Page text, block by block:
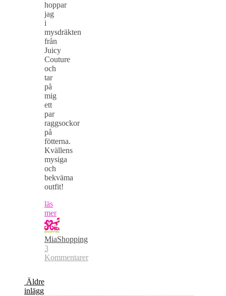
hoppar
jag
i
mysdräkten
från
Juicy
Couture
och
tar
på
mig
ett
par
raggsockor
på
fötterna.
Kvällens
mysiga
och
bekväma
outfit!
läs
mer
MiaShopping
3
Kommentarer
Äldre
inlägg